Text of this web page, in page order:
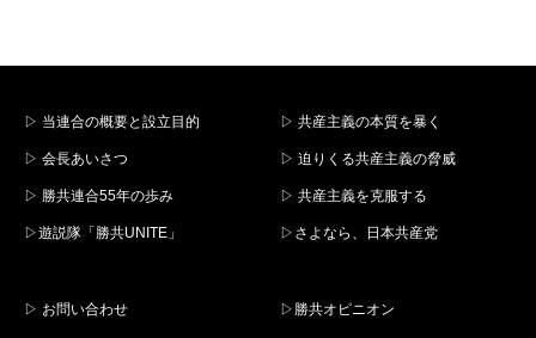
▷ 当連合の概要と設立目的
▷ 会長あいさつ
▷ 勝共連合55年の歩み
▷遊説隊「勝共UNITE」
▷ 共産主義の本質を暴く
▷ 迫りくる共産主義の脅威
▷ 共産主義を克服する
▷さよなら、日本共産党
▷ お問い合わせ ▷勝共オピニオン